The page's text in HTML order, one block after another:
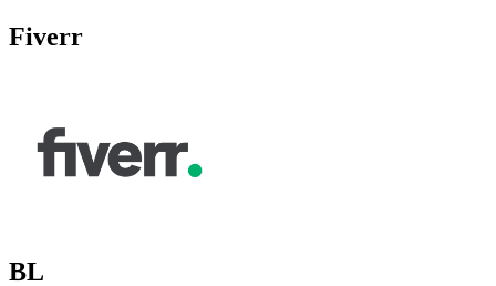
Fiverr
BL